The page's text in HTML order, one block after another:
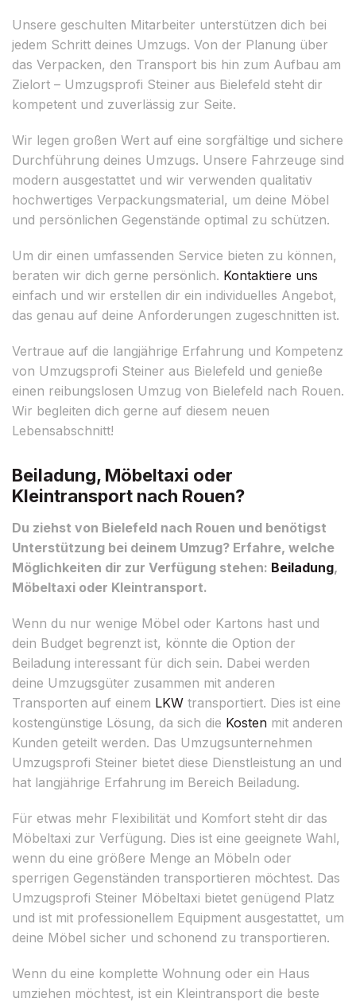
Unsere geschulten Mitarbeiter unterstützen dich bei
jedem Schritt deines Umzugs. Von der Planung über
das Verpacken, den Transport bis hin zum Aufbau am
Zielort – Umzugsprofi Steiner aus Bielefeld steht dir
kompetent und zuverlässig zur Seite.
Wir legen großen Wert auf eine sorgfältige und sichere
Durchführung deines Umzugs. Unsere Fahrzeuge sind
modern ausgestattet und wir verwenden qualitativ
hochwertiges Verpackungsmaterial, um deine Möbel
und persönlichen Gegenstände optimal zu schützen.
Um dir einen umfassenden Service bieten zu können,
beraten wir dich gerne persönlich. Kontaktiere uns
einfach und wir erstellen dir ein individuelles Angebot,
das genau auf deine Anforderungen zugeschnitten ist.
Vertraue auf die langjährige Erfahrung und Kompetenz
von Umzugsprofi Steiner aus Bielefeld und genieße
einen reibungslosen Umzug von Bielefeld nach Rouen.
Wir begleiten dich gerne auf diesem neuen
Lebensabschnitt!
Beiladung, Möbeltaxi oder
Kleintransport nach Rouen?
Du ziehst von Bielefeld nach Rouen und benötigst
Unterstützung bei deinem Umzug? Erfahre, welche
Möglichkeiten dir zur Verfügung stehen: Beiladung,
Möbeltaxi oder Kleintransport.
Wenn du nur wenige Möbel oder Kartons hast und
dein Budget begrenzt ist, könnte die Option der
Beiladung interessant für dich sein. Dabei werden
deine Umzugsgüter zusammen mit anderen
Transporten auf einem LKW transportiert. Dies ist eine
kostengünstige Lösung, da sich die Kosten mit anderen
Kunden geteilt werden. Das Umzugsunternehmen
Umzugsprofi Steiner bietet diese Dienstleistung an und
hat langjährige Erfahrung im Bereich Beiladung.
Für etwas mehr Flexibilität und Komfort steht dir das
Möbeltaxi zur Verfügung. Dies ist eine geeignete Wahl,
wenn du eine größere Menge an Möbeln oder
sperrigen Gegenständen transportieren möchtest. Das
Umzugsprofi Steiner Möbeltaxi bietet genügend Platz
und ist mit professionellem Equipment ausgestattet, um
deine Möbel sicher und schonend zu transportieren.
Wenn du eine komplette Wohnung oder ein Haus
umziehen möchtest, ist ein Kleintransport die beste